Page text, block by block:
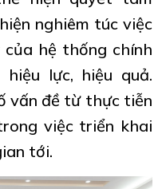
nghiêm túc việc
hệ thống chính
lực, hiệu quả.
vấn đề từ thực tiễn
việc triển khai
tới.